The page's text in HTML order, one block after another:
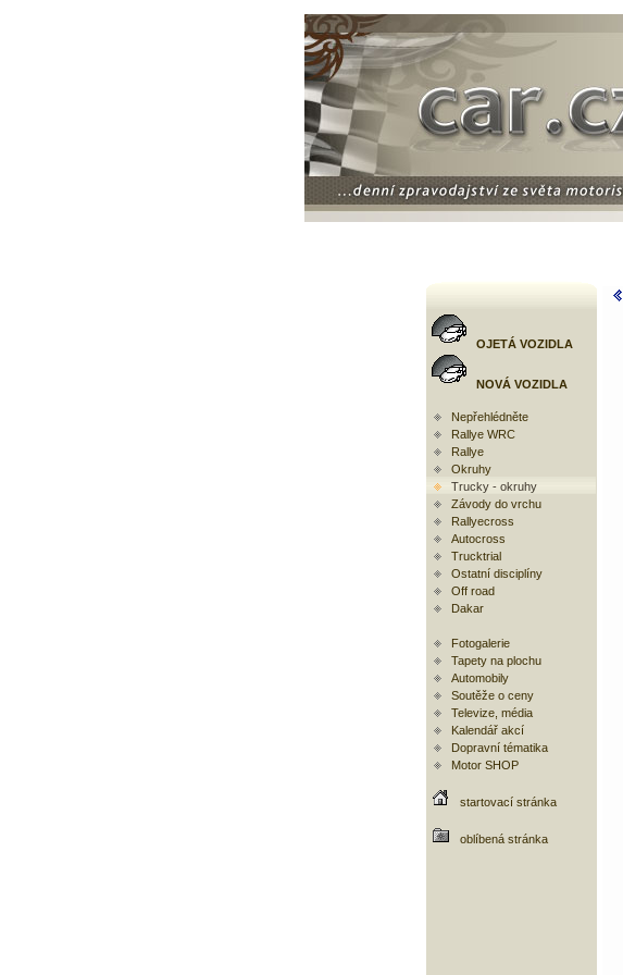
OJETÁ VOZIDLA
NOVÁ VOZIDLA
Nepřehlédněte
Rallye WRC
Rallye
Okruhy
Trucky - okruhy
Závody do vrchu
Rallyecross
Autocross
Trucktrial
Ostatní disciplíny
Off road
Dakar
Fotogalerie
Tapety na plochu
Automobily
Soutěže o ceny
Televize, média
Kalendář akcí
Dopravní tématika
Motor SHOP
startovací stránka
oblíbená stránka